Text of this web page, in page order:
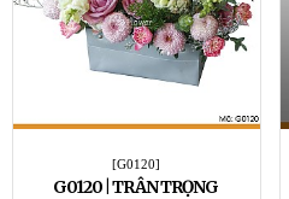
[G0120]
G0120 | TRÂN TRỌNG